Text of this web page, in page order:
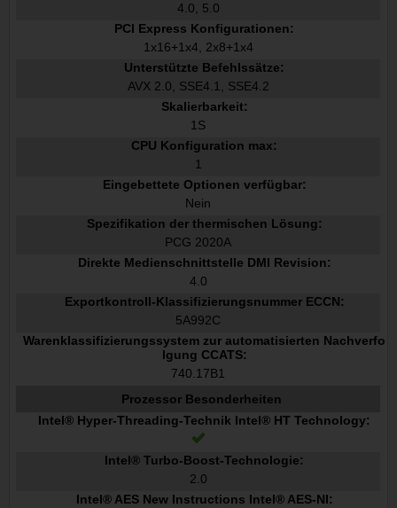
4.0, 5.0
PCI Express Konfigurationen:
1x16+1x4, 2x8+1x4
Unterstützte Befehlssätze:
AVX 2.0, SSE4.1, SSE4.2
Skalierbarkeit:
1S
CPU Konfiguration max:
1
Eingebettete Optionen verfügbar:
Nein
Spezifikation der thermischen Lösung:
PCG 2020A
Direkte Medienschnittstelle DMI Revision:
4.0
Exportkontroll-Klassifizierungsnummer ECCN:
5A992C
Warenklassifizierungssystem zur automatisierten Nachverfo
lgung CCATS:
740.17B1
Prozessor Besonderheiten
Intel® Hyper-Threading-Technik Intel® HT Technology:
Intel® Turbo-Boost-Technologie:
2.0
Intel® AES New Instructions Intel® AES-NI: